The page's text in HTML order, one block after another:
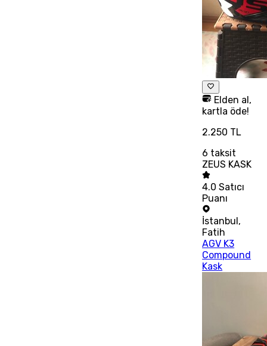
Elden al,
kartla öde!
2.250 TL
6 taksit
ZEUS KASK
4.0 Satıcı
Puanı
İstanbul,
Fatih
AGV K3
Compound
Kask